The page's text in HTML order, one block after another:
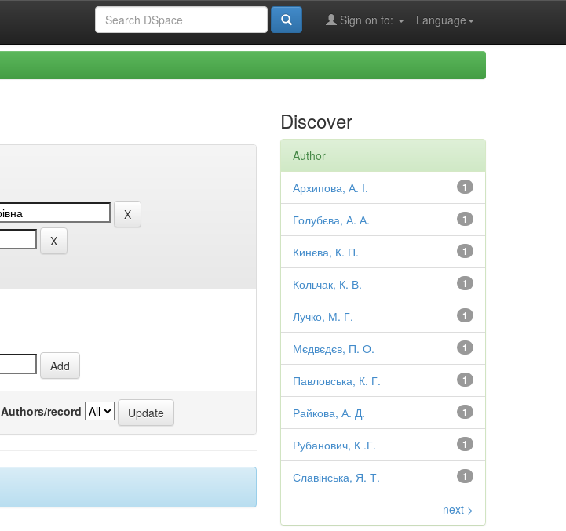
Language
Sign on to:
Authors/record
Discover
Author
1
Архипова, А. І.
1
Голубєва, А. А.
1
Кинєва, К. П.
1
Кольчак, К. В.
1
Лучко, М. Г.
1
Мєдвєдєв, П. О.
1
Павловська, К. Г.
1
Райкова, А. Д.
1
Рубанович, К .Г.
1
Славінська, Я. Т.
next >